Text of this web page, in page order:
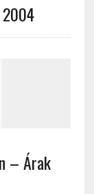
– Árak